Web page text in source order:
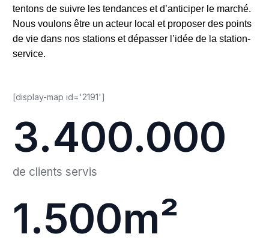
tentons de suivre les tendances et d’anticiper le marché.
Nous voulons être un acteur local et proposer des points
de vie dans nos stations et dépasser l’idée de la station-
service.
[display-map id='2191']
de clients servis
3.400.000
1.500m²